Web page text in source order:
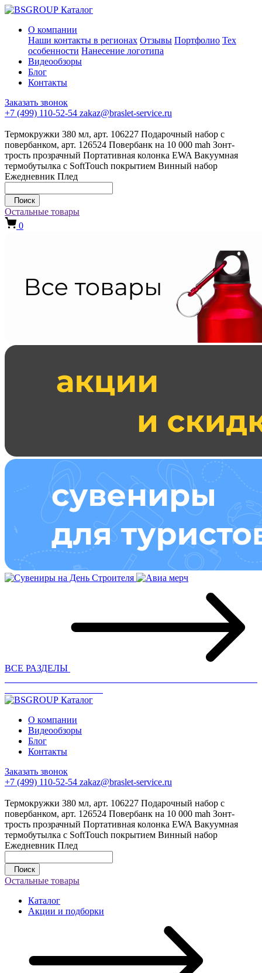
Каталог
О компании
Наши контакты в регионах Отзывы Портфолио Тех
особенности Нанесение логотипа
Видеообзоры
Блог
Контакты
Заказать звонок
+7 (499) 110-52-54 zakaz@braslet-service.ru
Термокружки 380 мл, арт. 106227 Подарочный набор с
повербанком, арт. 126524 Повербанк на 10 000 mah Зонт-
трость прозрачный Портативная колонка EWA Вакуумная
термобутылка с SoftTouch покрытием Винный набор
Ежедневник Плед
Поиск
Остальные товары
0
ВСЕ РАЗДЕЛЫ
Каталог
О компании
Видеообзоры
Блог
Контакты
Заказать звонок
+7 (499) 110-52-54 zakaz@braslet-service.ru
Термокружки 380 мл, арт. 106227 Подарочный набор с
повербанком, арт. 126524 Повербанк на 10 000 mah Зонт-
трость прозрачный Портативная колонка EWA Вакуумная
термобутылка с SoftTouch покрытием Винный набор
Ежедневник Плед
Поиск
Остальные товары
Каталог
Акции и подборки